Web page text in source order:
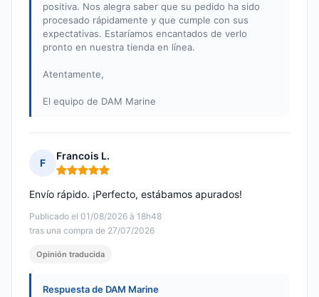
positiva. Nos alegra saber que su pedido ha sido
procesado rápidamente y que cumple con sus
expectativas. Estaríamos encantados de verlo
pronto en nuestra tienda en línea.
Atentamente,
El equipo de DAM Marine
F
Francois L.
Nota: 5 de 5
Publicado el 01/08/2026 à 18h48
tras una compra de 27/07/2026
Envío rápido. ¡Perfecto, estábamos apurados!
Opinión traducida
Respuesta de DAM Marine